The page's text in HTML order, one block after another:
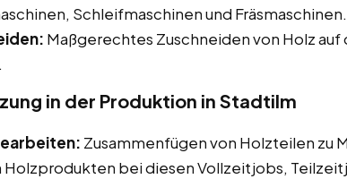
Schleifmaschinen und Fräsmaschinen.
Maßgerechtes Zuschneiden von Holz
in der Produktion in Stadtilm
Zusammenfügen von Holzteilen zu
Holzprodukten bei diesen Vollzeitjobs,